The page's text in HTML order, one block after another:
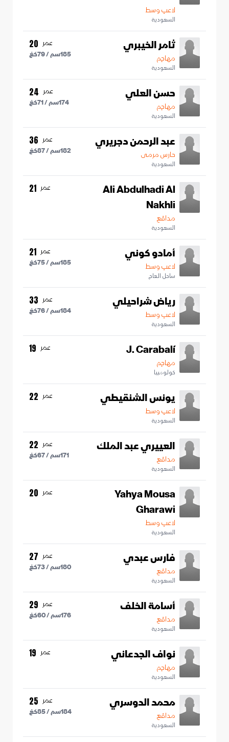
لاعب وسط
السعودية
ثامر الخيبري
مهاجم
السعودية
عمر 20
185سم /79كغ
حسن العلي
مهاجم
السعودية
عمر 24
174سم /71كغ
عبد الرحمن دجريري
حارس مرمى
السعودية
عمر 36
182سم /87كغ
Ali Abdulhadi Al
Nakhli
مدافع
السعودية
عمر 21
أمادو كوني
لاعب وسط
ساحل العاج
عمر 21
185سم /75كغ
رياض شراحيلي
لاعب وسط
السعودية
عمر 33
184سم /76كغ
J. Carabalí
مهاجم
كولومبيا
عمر 19
يونس الشنقيطي
لاعب وسط
السعودية
عمر 22
العييري عبد الملك
مدافع
السعودية
عمر 22
171سم /67كغ
Yahya Mousa
Gharawi
لاعب وسط
السعودية
عمر 20
فارس عبدي
مدافع
السعودية
عمر 27
180سم /73كغ
أسامة الخلف
مدافع
السعودية
عمر 29
176سم /60كغ
نواف الجدعاني
مهاجم
السعودية
عمر 19
محمد الدوسري
مدافع
السعودية
عمر 25
184سم /85كغ